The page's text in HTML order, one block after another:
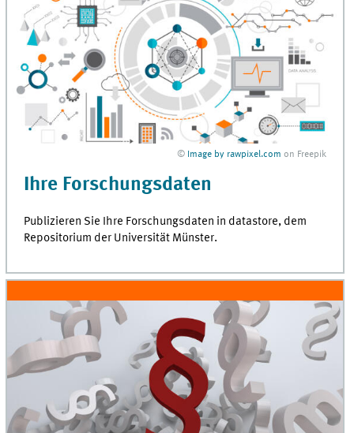
© Image by rawpixel.com on Freepik
Ihre Forschungsdaten
Publizieren Sie Ihre Forschungsdaten in datastore, dem
Repositorium der Universität Münster.